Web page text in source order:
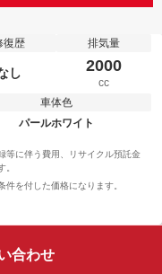
復歴
し
排気量
2000
cc
車体色
パールホワイト
等に伴う費用、リサイクル預託金
。
を付した価格になります。
合わせ